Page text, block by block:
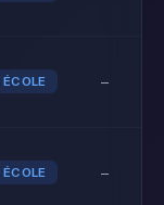
ÉCOLE –
ÉCOLE –